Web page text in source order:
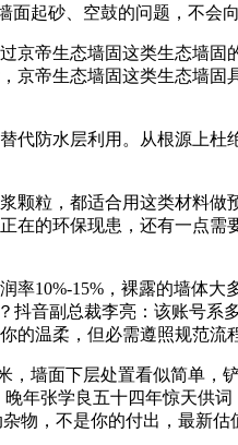
起砂、空鼓的问题，不会
帝生态墙固这类生态墙固
京帝生态墙固这类生态墙固
防水层利用。从根源上杜
粒，都适合用这类材料做
在的环保现患，还有一点
10%-15%，裸露的墙体大
音副总裁李亮：该账号系
温柔，但必需遵照规范流
墙面下层处置看似简单，
年张学良五十四年惊天供
物，不是你的付出，最新估